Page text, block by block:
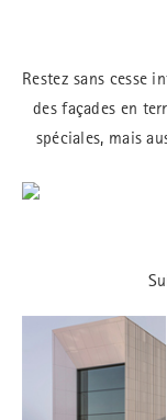
Restez sans cesse
des façades en
spéciales, mais